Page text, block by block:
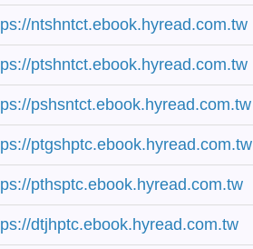
ntshntct.ebook.hyread.com.tw
ptshntct.ebook.hyread.com.tw
pshsntct.ebook.hyread.com.tw
ptgshptc.ebook.hyread.com.tw
pthsptc.ebook.hyread.com.tw
dtjhptc.ebook.hyread.com.tw